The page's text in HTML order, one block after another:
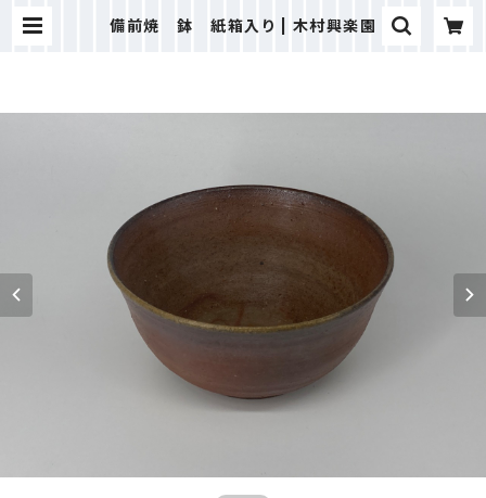
備前焼 鉢 紙箱入り | 木村興楽園